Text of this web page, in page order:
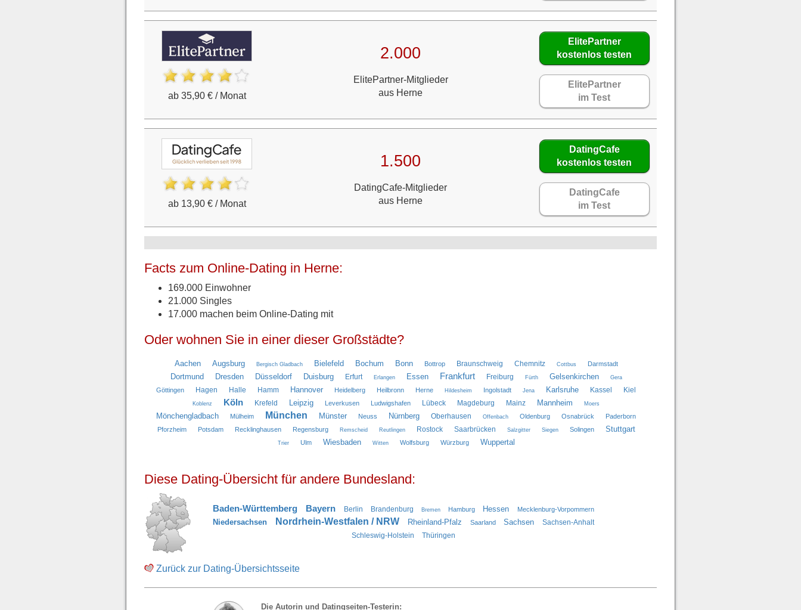
ab 35,90 € / Monat
2.000
ElitePartner-Mitglieder
aus Herne
ElitePartner
kostenlos testen
ElitePartner
im Test
ab 13,90 € / Monat
1.500
DatingCafe-Mitglieder
aus Herne
DatingCafe
kostenlos testen
DatingCafe
im Test
Facts zum Online-Dating in Herne:
169.000 Einwohner
21.000 Singles
17.000 machen beim Online-Dating mit
Oder wohnen Sie in einer dieser Großstädte?
Aachen Augsburg Bergisch Gladbach Bielefeld Bochum Bonn Bottrop Braunschweig Chemnitz Cottbus Darmstadt
Dortmund Dresden Düsseldorf Duisburg Erfurt Erlangen Essen Frankfurt Freiburg Fürth Gelsenkirchen Gera
Göttingen Hagen Halle Hamm Hannover Heidelberg Heilbronn Herne Hildesheim Ingolstadt Jena Karlsruhe Kassel Kiel
Koblenz Köln Krefeld Leipzig Leverkusen Ludwigshafen Lübeck Magdeburg Mainz Mannheim Moers
Mönchengladbach Mülheim München Münster Neuss Nürnberg Oberhausen Offenbach Oldenburg Osnabrück
Paderborn
Pforzheim
Potsdam Recklinghausen Regensburg Remscheid Reutlingen Rostock Saarbrücken Salzgitter Siegen Solingen Stuttgart
Trier Ulm Wiesbaden Witten Wolfsburg Würzburg Wuppertal
Diese Dating-Übersicht für andere Bundesland:
Baden-Württemberg Bayern Berlin Brandenburg Bremen Hamburg Hessen Mecklenburg-Vorpommern
Niedersachsen Nordrhein-Westfalen / NRW Rheinland-Pfalz Saarland Sachsen
Sachsen-Anhalt
Schleswig-Holstein
Thüringen
Zurück zur Dating-Übersichtsseite
Die Autorin und Datingseiten-Testerin: